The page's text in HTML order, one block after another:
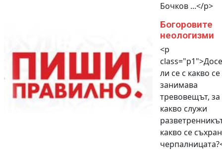
Бочков ...</p>
Богоровите
неологизми
<p
ли се с какво се
занимава
тревовещът, за
какво служи
какво се